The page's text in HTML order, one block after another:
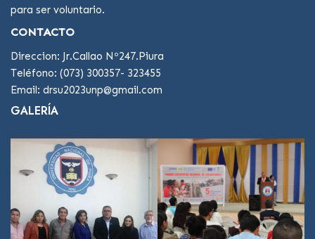
para ser voluntario.
CONTACTO
Direccion: Jr.Callao Nº247.Piura
Teléfono: (073) 300357- 323455
Email: drsu2023unp@gmail.com
GALERÍA